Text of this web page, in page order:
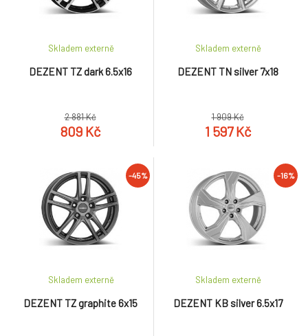
DEZENT TZ dark 6.5x16
Skladem externě
2 881 Kč
809 Kč
DEZENT TN silver 7x18
Skladem externě
1 909 Kč
1 597 Kč
-45%
DEZENT TZ graphite 6x15
Skladem externě
-16%
DEZENT KB silver 6.5x17
Skladem externě